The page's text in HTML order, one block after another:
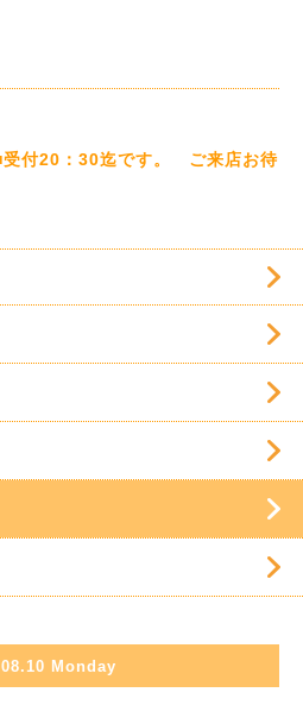
付20：30迄です。 ご来店お待
Monday